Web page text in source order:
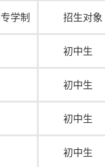
学制 招生对象
初中生
初中生
初中生
初中生